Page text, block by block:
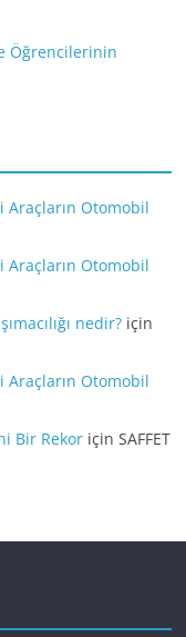
Öğrencilerinin
Araçların Otomobil
Araçların Otomobil
nedir? için
Araçların Otomobil
Bir Rekor içinSAFFET